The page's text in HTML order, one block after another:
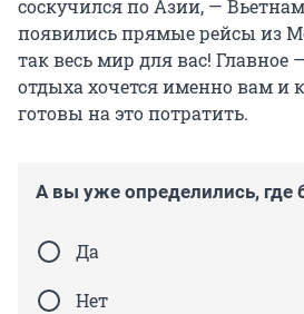
соскучился по Азии, —
появились прямые рейсы из
так весь мир для вас! Главное
отдыха хочется именно вам и
готовы на это потратить.
А вы уже определились, где
Да
Нет